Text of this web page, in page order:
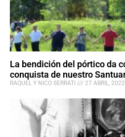
La bendición del pórtico da
conquista de nuestro
RAQUEL Y NICO SERRATI 27 ABRIL, 2022